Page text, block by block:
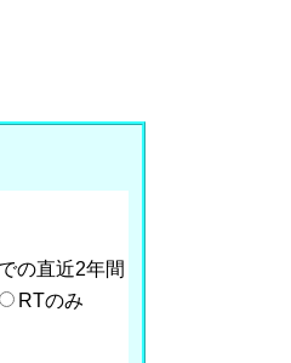
の直近2年間
RTのみ